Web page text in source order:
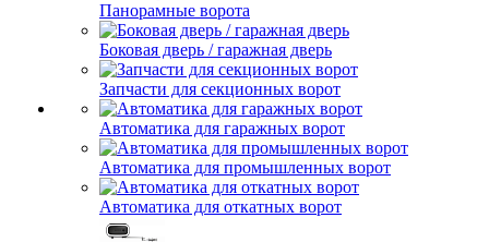
Панорамные ворота
Боковая дверь / гаражная дверь
Запчасти для секционных ворот
Автоматика для гаражных ворот
Автоматика для промышленных ворот
Автоматика для откатных ворот